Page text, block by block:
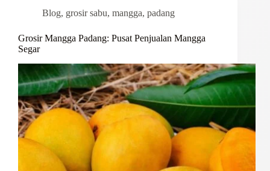
Blog, grosir sabu, mangga, padang
Grosir Mangga Padang: Pusat Penjualan Mangga
Segar